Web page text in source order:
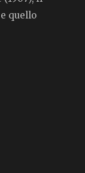
quello